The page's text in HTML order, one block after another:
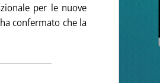
per le nuove
confermato che la
'Superbonus 110%, c'è anche la